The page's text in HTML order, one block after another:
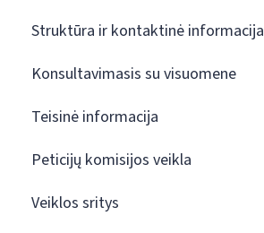
Struktūra ir kontaktinė informacija
Konsultavimasis su visuomene
Teisinė informacija
Peticijų komisijos veikla
Veiklos sritys